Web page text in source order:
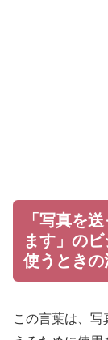
「写真を
ます」の
使うときの
この言葉は、